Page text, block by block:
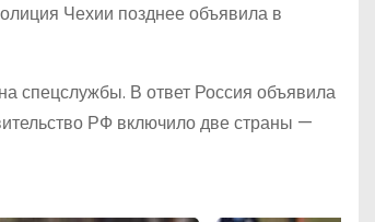
Чехии позднее объявила в
спецслужбы. В ответ Россия объявила
РФ включило две страны —